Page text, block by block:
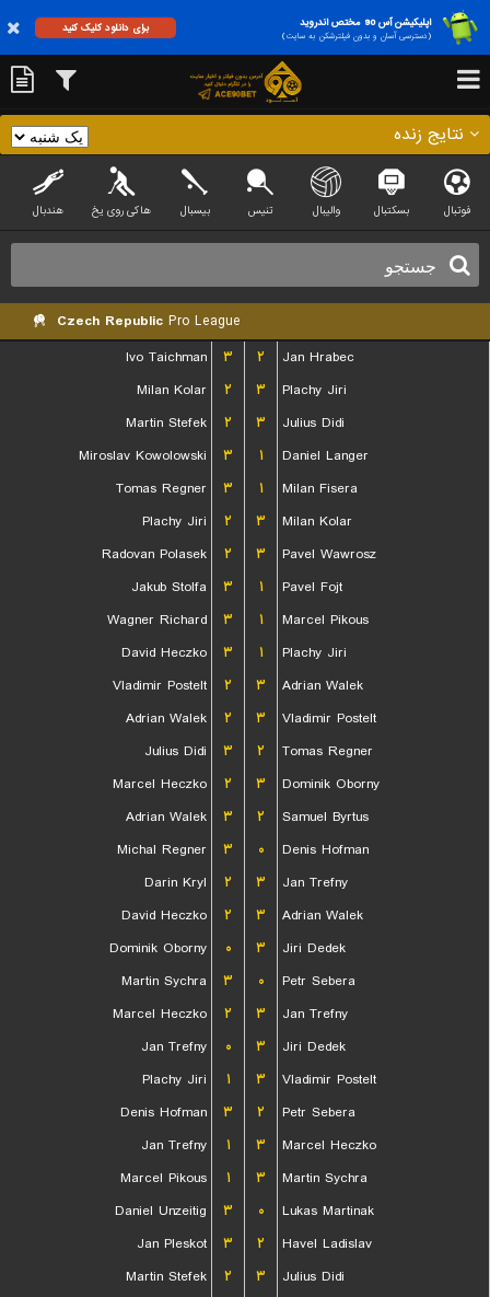
اپلیکیشن آس 90 مختص اندروید
(دسترسی آسان و بدون فیلترشکن به سایت)
برای دانلود کلیک کنید
نتایج زنده
فوتبال بسکتبال والیبال تنیس بیسبال هاکی روی یخ هندبال
Czech Republic Pro League
Ivo Taichman
۳ ۲
Jan Hrabec
Milan Kolar
۲ ۳
Plachy Jiri
Martin Stefek
۲ ۳
Julius Didi
Miroslav Kowolowski
۳ ۱
Daniel Langer
Tomas Regner
۳ ۱
Milan Fisera
Plachy Jiri
۲ ۳
Milan Kolar
Radovan Polasek
۲ ۳
Pavel Wawrosz
Jakub Stolfa
۳ ۱
Pavel Fojt
Wagner Richard
۳ ۱
Marcel Pikous
David Heczko
۳ ۱
Plachy Jiri
Vladimir Postelt
۲ ۳
Adrian Walek
Adrian Walek
۲ ۳
Vladimir Postelt
Julius Didi
۳ ۲
Tomas Regner
Marcel Heczko
۲ ۳
Dominik Oborny
Adrian Walek
۳ ۲
Samuel Byrtus
Michal Regner
۳ ۰
Denis Hofman
Darin Kryl
۲ ۳
Jan Trefny
David Heczko
۲ ۳
Adrian Walek
Dominik Oborny
۰ ۳
Jiri Dedek
Martin Sychra
۳ ۰
Petr Sebera
Marcel Heczko
۲ ۳
Jan Trefny
Jan Trefny
۰ ۳
Jiri Dedek
Plachy Jiri
۱ ۳
Vladimir Postelt
Denis Hofman
۳ ۲
Petr Sebera
Jan Trefny
۱ ۳
Marcel Heczko
Marcel Pikous
۱ ۳
Martin Sychra
Daniel Unzeitig
۳ ۰
Lukas Martinak
Jan Pleskot
۳ ۲
Havel Ladislav
Martin Stefek
۲ ۳
Julius Didi